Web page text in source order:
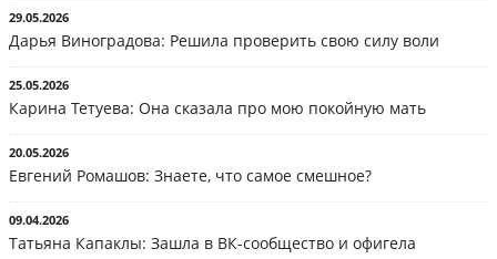
29.05.2026
Дарья Виноградова: Решила проверить свою силу воли
25.05.2026
Карина Тетуева: Она сказала про мою покойную мать
20.05.2026
Евгений Ромашов: Знаете, что самое смешное?
09.04.2026
Татьяна Капаклы: Зашла в ВК-сообщество и офигела